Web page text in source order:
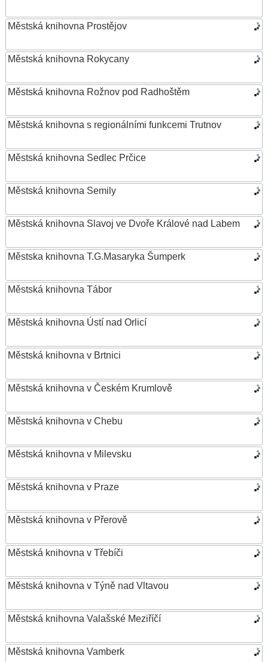
Městská knihovna Prostějov
Městská knihovna Rokycany
Městská knihovna Rožnov pod Radhoštěm
Městská knihovna s regionálními funkcemi Trutnov
Městská knihovna Sedlec Prčice
Městská knihovna Semily
Městská knihovna Slavoj ve Dvoře Králové nad Labem
Městska knihovna T.G.Masaryka Šumperk
Městská knihovna Tábor
Městská knihovna Ústí nad Orlicí
Městská knihovna v Brtnici
Městská knihovna v Českém Krumlově
Městská knihovna v Chebu
Městská knihovna v Milevsku
Městská knihovna v Praze
Městská knihovna v Přerově
Městská knihovna v Třebíči
Městská knihovna v Týně nad Vltavou
Městská knihovna Valašské Meziříčí
Městská knihovna Vamberk